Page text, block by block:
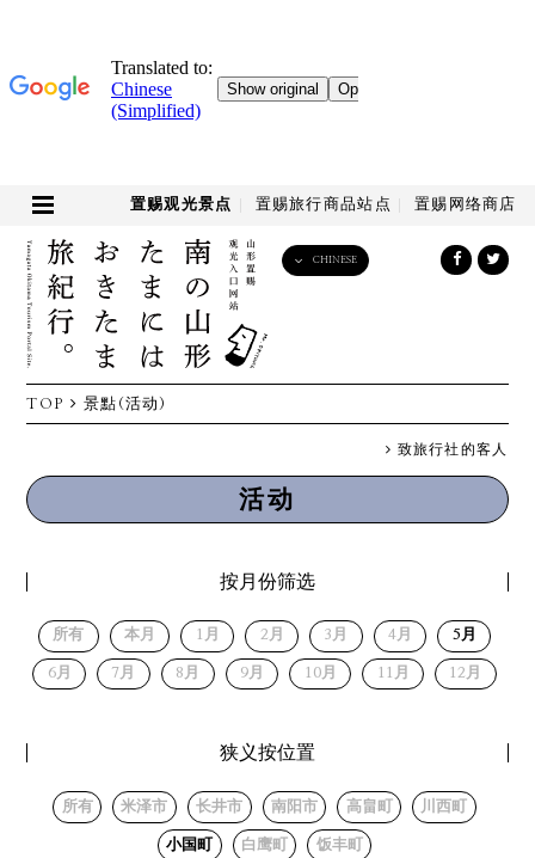
置赐观光景点 置赐旅行商品站点 置赐网络商店
CHINESE
TOP 景點(活动)
致旅行社的客人
活动
按月份筛选
所有 本月 1月 2月 3月 4月 5月
6月 7月 8月 9月 10月 11月 12月
狭义按位置
所有 米泽市 长井市 南阳市 高畠町 川西町
小国町 白鹰町 饭丰町